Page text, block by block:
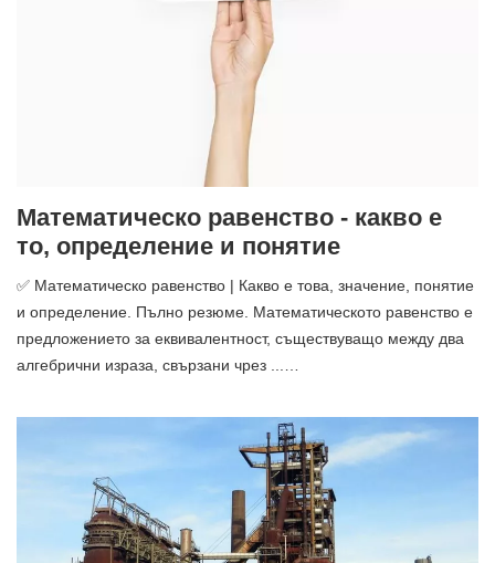
Математическо равенство - какво е
то, определение и понятие
✅ Математическо равенство | Какво е това, значение, понятие
и определение. Пълно резюме. Математическото равенство е
предложението за еквивалентност, съществуващо между два
алгебрични израза, свързани чрез ...…